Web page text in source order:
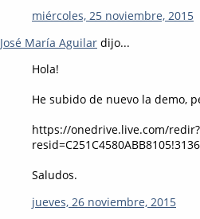
miércoles, 25 noviembre, 2015
José María Aguilar dijo...
Hola!
He subido de nuevo la demo,
https://onedrive.live.com/redir?
Saludos.
jueves, 26 noviembre, 2015